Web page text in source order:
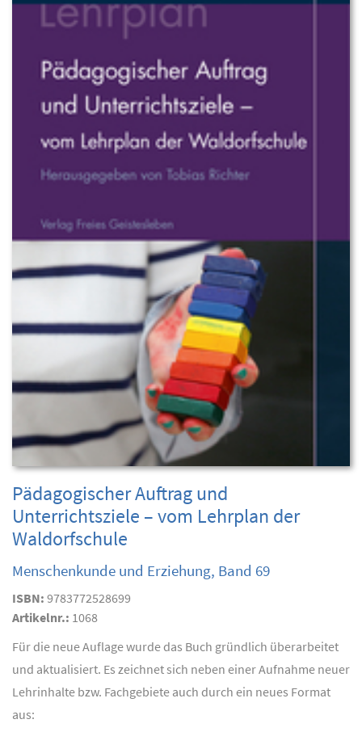
Pädagogischer Auftrag und
Unterrichtsziele – vom Lehrplan der
Waldorfschule
Menschenkunde und Erziehung, Band 69
ISBN: 9783772528699
Artikelnr.: 1068
Für die neue Auflage wurde das Buch gründlich überarbeitet
und aktualisiert. Es zeichnet sich neben einer Aufnahme neuer
Lehrinhalte bzw. Fachgebiete auch durch ein neues Format
aus: